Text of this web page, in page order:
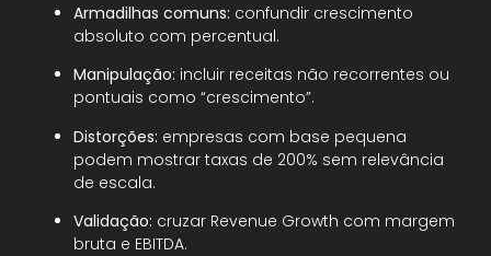
Armadilhas comuns: confundir crescimento
absoluto com percentual.
Manipulação: incluir receitas não recorrentes ou
pontuais como “crescimento”.
Distorções: empresas com base pequena
podem mostrar taxas de 200% sem relevância
de escala.
Validação: cruzar Revenue Growth com margem
bruta e EBITDA.